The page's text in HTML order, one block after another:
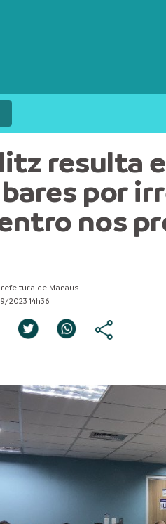
resulta
por
nos
de Manaus
2023 14h36